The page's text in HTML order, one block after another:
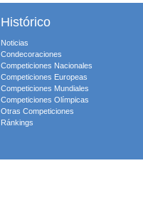
Histórico
Noticias
Condecoraciones
Competiciones Nacionales
Competiciones Europeas
Competiciones Mundiales
Competiciones Olímpicas
Otras Competiciones
Ránkings